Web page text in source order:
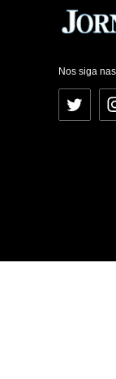
Nos siga
Twitter